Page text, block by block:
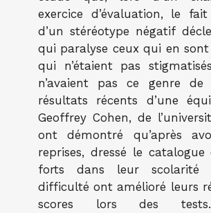
exercice d’évaluation, le
d’un stéréotype négatif
qui paralyse ceux qui en
qui n’étaient pas
n’avaient pas ce genre de
résultats récents d’une
Geoffrey Cohen, de
ont démontré qu’après
reprises, dressé le
forts dans leur scolarité
difficulté ont amélioré leurs
scores lors des tests.